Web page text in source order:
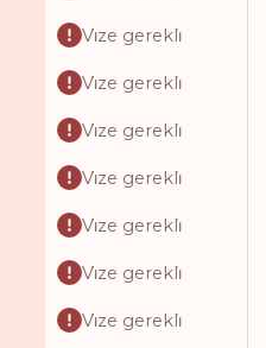
Vi̇ze gerekli̇
Vi̇ze gerekli̇
Vi̇ze gerekli̇
Vi̇ze gerekli̇
Vi̇ze gerekli̇
Vi̇ze gerekli̇
Vi̇ze gerekli̇